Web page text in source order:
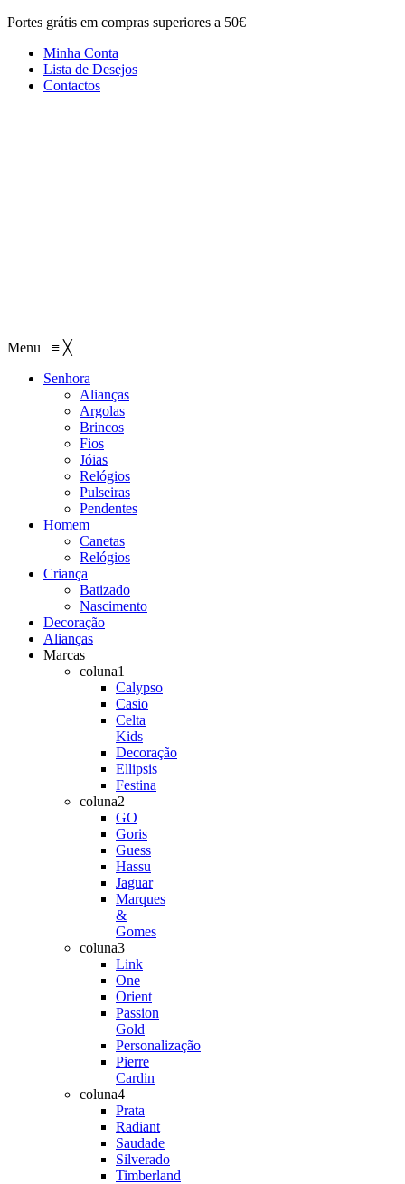
Portes grátis em compras superiores a 50€
Minha Conta
Lista de Desejos
Contactos
Menu ≡ ╳
Senhora
Alianças
Argolas
Brincos
Fios
Jóias
Relógios
Pulseiras
Pendentes
Homem
Canetas
Relógios
Criança
Batizado
Nascimento
Decoração
Alianças
Marcas
coluna1
Calypso
Casio
Celta
Kids
Decoração
Ellipsis
Festina
coluna2
GO
Goris
Guess
Hassu
Jaguar
Marques
&
Gomes
coluna3
Link
One
Orient
Passion
Gold
Personalização
Pierre
Cardin
coluna4
Prata
Radiant
Saudade
Silverado
Timberland